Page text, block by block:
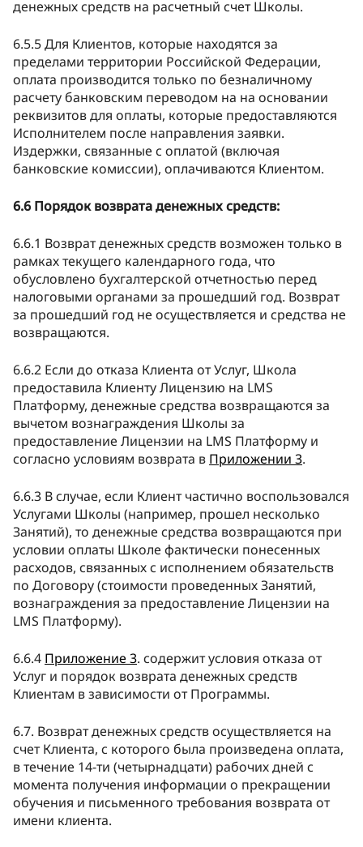
денежных средств на расчетный счет Школы.
6.5.5 Для Клиентов, которые находятся за
пределами территории Российской Федерации,
оплата производится только по безналичному
расчету банковским переводом на на основании
реквизитов для оплаты, которые предоставляются
Исполнителем после направления заявки.
Издержки, связанные с оплатой (включая
банковские комиссии), оплачиваются Клиентом.
6.6 Порядок возврата денежных средств:
6.6.1 Возврат денежных средств возможен только в
рамках текущего календарного года, что
обусловлено бухгалтерской отчетностью перед
налоговыми органами за прошедший год. Возврат
за прошедший год не осуществляется и средства не
возвращаются.
6.6.2 Если до отказа Клиента от Услуг, Школа
предоставила Клиенту Лицензию на LMS
Платформу, денежные средства возвращаются за
вычетом вознаграждения Школы за
предоставление Лицензии на LMS Платформу и
согласно условиям возврата в Приложении 3.
6.6.3 В случае, если Клиент частично воспользовался
Услугами Школы (например, прошел несколько
Занятий), то денежные средства возвращаются при
условии оплаты Школе фактически понесенных
расходов, связанных с исполнением обязательств
по Договору (стоимости проведенных Занятий,
вознаграждения за предоставление Лицензии на
LMS Платформу).
6.6.4 Приложение 3. содержит условия отказа от
Услуг и порядок возврата денежных средств
Клиентам в зависимости от Программы.
6.7. Возврат денежных средств осуществляется на
счет Клиента, с которого была произведена оплата,
в течение 14-ти (четырнадцати) рабочих дней с
момента получения информации о прекращении
обучения и письменного требования возврата от
имени клиента.